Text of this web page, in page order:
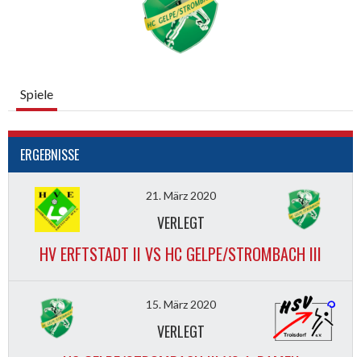
Spiele
ERGEBNISSE
21. März 2020
VERLEGT
HV ERFTSTADT II VS HC GELPE/STROMBACH III
15. März 2020
VERLEGT